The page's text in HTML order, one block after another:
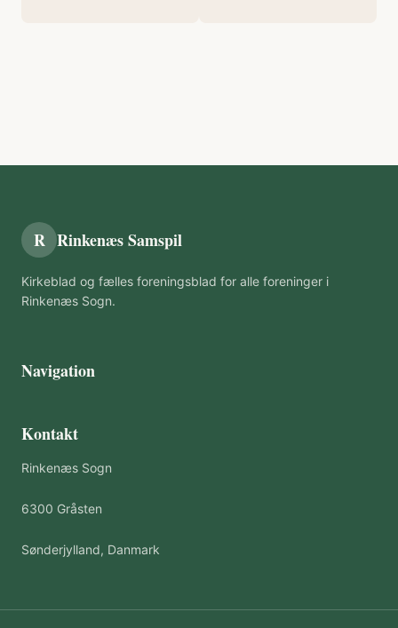
R Rinkenæs Samspil
Kirkeblad og fælles foreningsblad for alle foreninger i
Rinkenæs Sogn.
Navigation
Kontakt
Rinkenæs Sogn
6300 Gråsten
Sønderjylland, Danmark